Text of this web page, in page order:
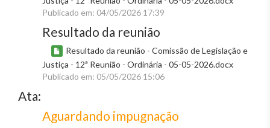
Publicado em: 04/05/2026 17:39
Resultado da reunião
Resultado da reunião - Comissão de Legislação e
Justiça - 12ª Reunião - Ordinária - 05-05-2026.docx
Publicado em: 05/05/2026 15:06
Ata:
Aguardando impugnação